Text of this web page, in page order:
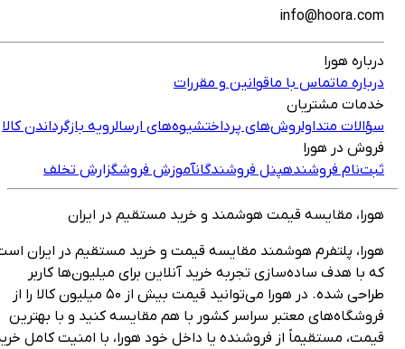
هورا
ماتماس با ماقوانین و مقررات
مشتریان
متداولروش‌های پرداختشیوه‌های ارسالرویه بازگرداندن کالا
در هورا
فروشندهپنل فروشندگانآموزش فروشگزارش تخلف
مقایسه قیمت هوشمند و خرید مستقیم در ایران
پلتفرم هوشمند مقایسه قیمت و خرید مستقیم در ایران است
با هدف ساده‌سازی تجربه خرید آنلاین برای میلیون‌ها کاربر
طراحی شده. در هورا می‌توانید قیمت بیش از ۵۰ میلیون کالا را از
معتبر سراسر کشور با هم مقایسه کنید و با بهترین
مستقیماً از فروشنده یا داخل خود هورا، با امنیت کامل خرید